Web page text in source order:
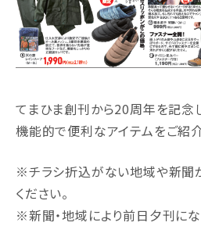
てまひま創刊から20周年を記念
機能的で便利なアイテムをご紹介
※チラシ折込がない地域や新聞
ください。
※新聞・地域により前日夕刊にな